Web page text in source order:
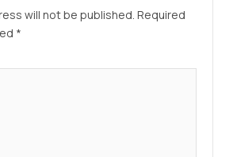
will not be published. Required
*